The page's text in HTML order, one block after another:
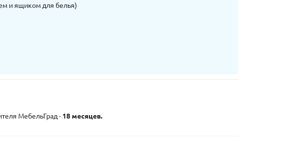
и ящиком для белья)
МебельГрад - 18 месяцев.